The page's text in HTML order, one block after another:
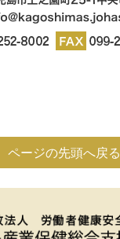
ページの先頭へ戻る